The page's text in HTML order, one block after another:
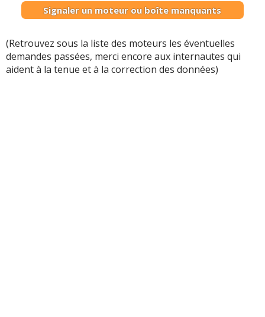
Signaler un moteur ou boîte manquants
(Retrouvez sous la liste des moteurs les éventuelles
demandes passées, merci encore aux internautes qui
aident à la tenue et à la correction des données)